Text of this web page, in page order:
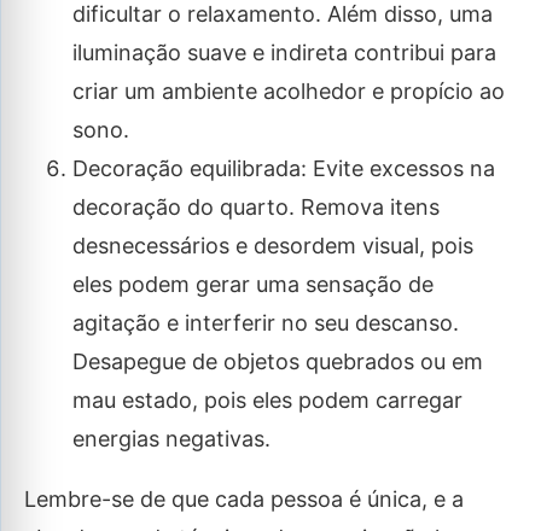
dificultar o relaxamento. Além disso, uma
iluminação suave e indireta contribui para
criar um ambiente acolhedor e propício ao
sono.
Decoração equilibrada: Evite excessos na
decoração do quarto. Remova itens
desnecessários e desordem visual, pois
eles podem gerar uma sensação de
agitação e interferir no seu descanso.
Desapegue de objetos quebrados ou em
mau estado, pois eles podem carregar
energias negativas.
Lembre-se de que cada pessoa é única, e a